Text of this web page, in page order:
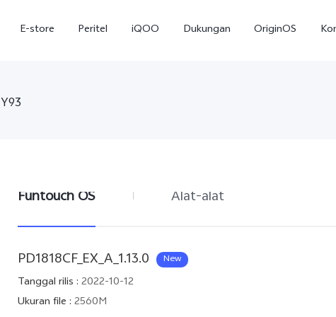
E-store Peritel iQOO Dukungan OriginOS
Y93
Funtouch OS Alat-alat
PD1818CF_EX_A_1.13.0 New
Tanggal rilis : 2022-10-12
Ukuran file : 2560M